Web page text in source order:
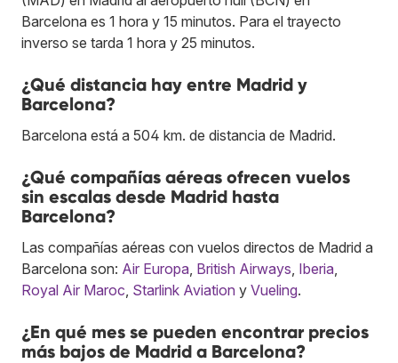
Barcelona es 1 hora y 15 minutos. Para el trayecto
inverso se tarda 1 hora y 25 minutos.
¿Qué distancia hay entre Madrid y
Barcelona?
Barcelona está a 504 km. de distancia de Madrid.
¿Qué compañías aéreas ofrecen vuelos
sin escalas desde Madrid hasta
Barcelona?
Las compañías aéreas con vuelos directos de Madrid a
Barcelona son: Air Europa British Airways Iberia
Royal Air Maroc Starlink Aviation y Vueling.
¿En qué mes se pueden encontrar precios
más bajos de Madrid a Barcelona?